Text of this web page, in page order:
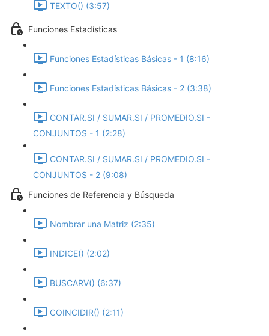
TEXTO() (3:57)
Funciones Estadísticas
Funciones Estadísticas Básicas - 1 (8:16)
Funciones Estadísticas Básicas - 2 (3:38)
CONTAR.SI / SUMAR.SI / PROMEDIO.SI -
CONJUNTOS - 1 (2:28)
CONTAR.SI / SUMAR.SI / PROMEDIO.SI -
CONJUNTOS - 2 (9:08)
Funciones de Referencia y Búsqueda
Nombrar una Matriz (2:35)
INDICE() (2:02)
BUSCARV() (6:37)
COINCIDIR() (2:11)